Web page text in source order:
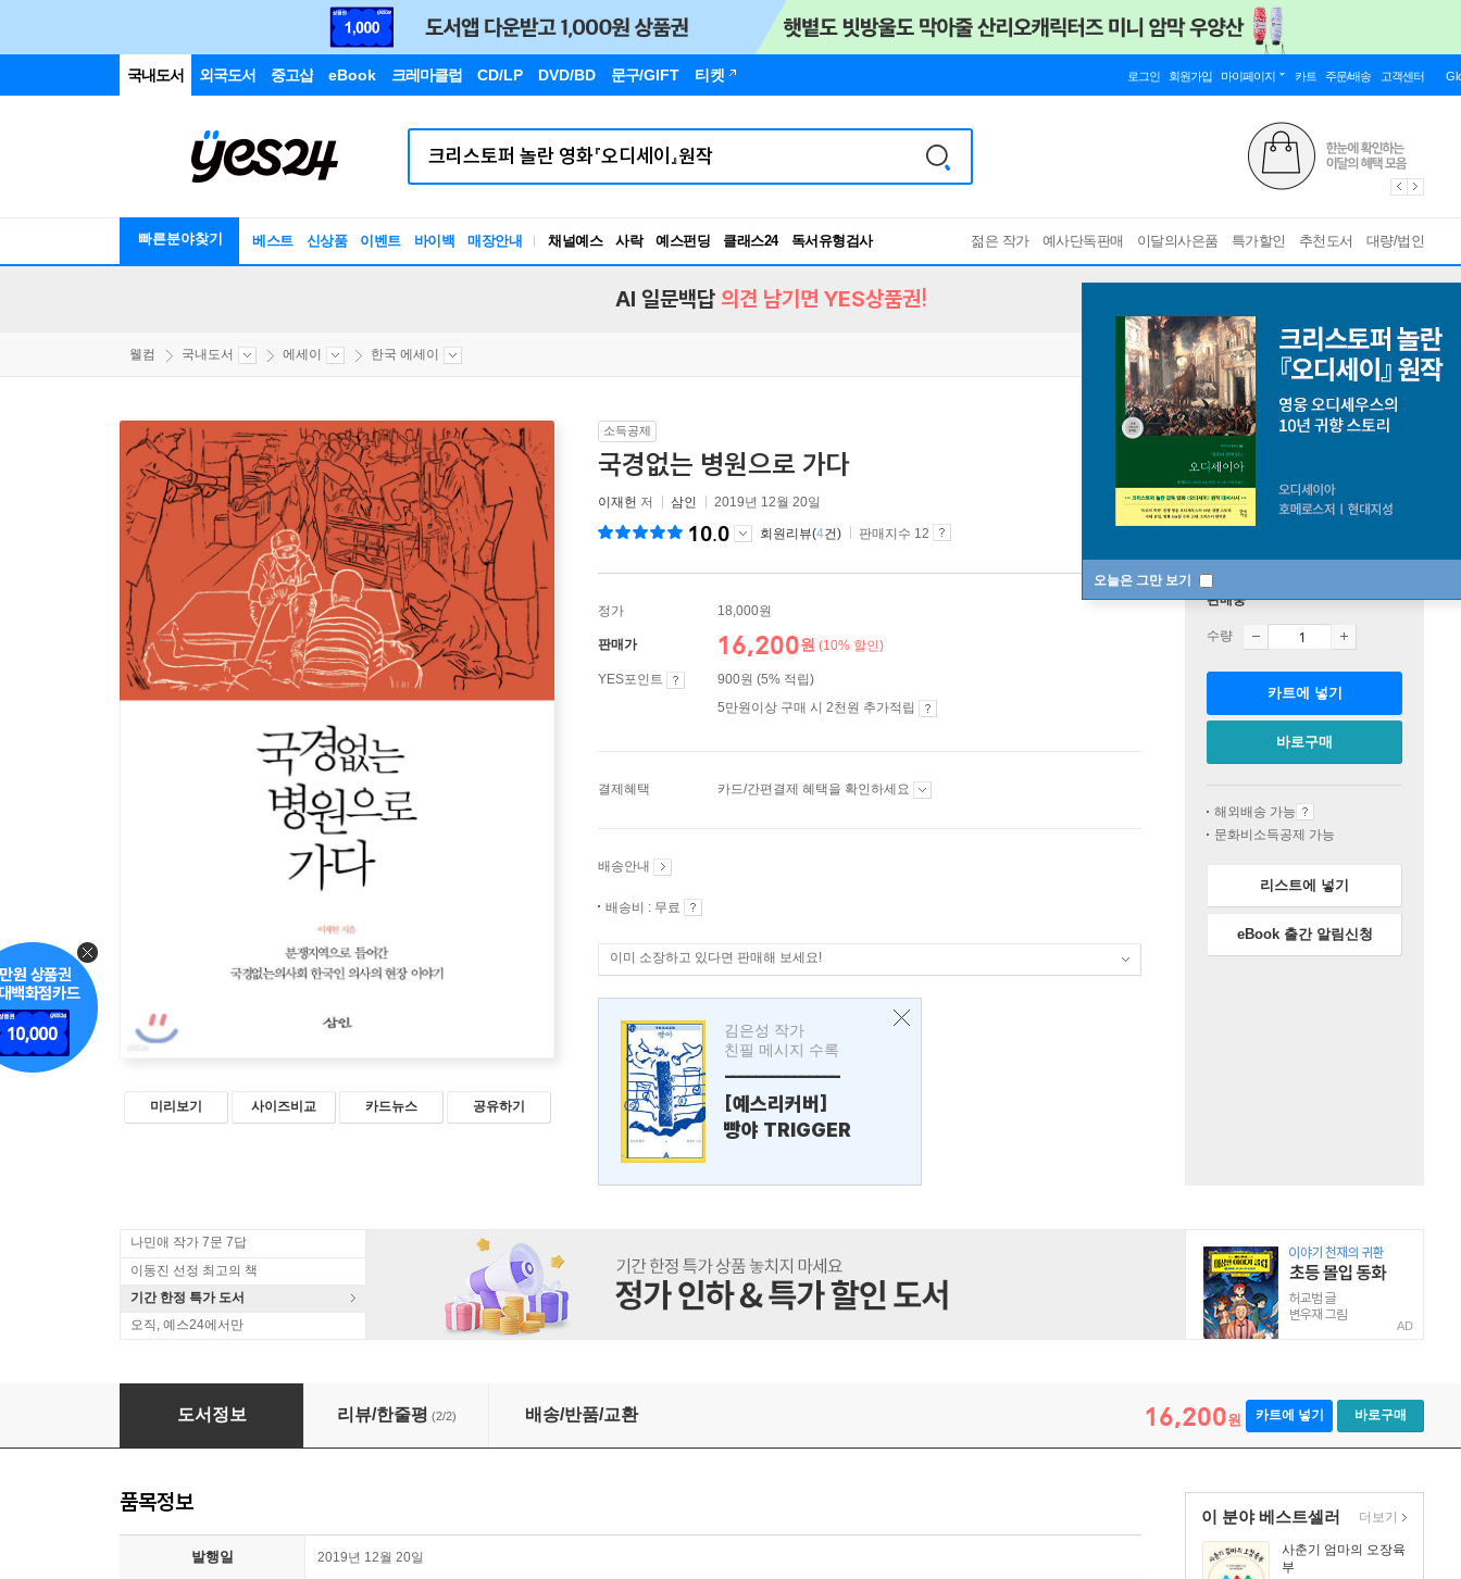
국내도서 외국도서 중고샵 eBook 크레마클럽 CD/LP DVD/BD 문구/GIFT 티켓 로그인 회원가입 마이페이지 카트 주문/배송 고객센터
빠른분야찾기 베스트 신상품 이벤트 바이백 매장안내 채널예스 사락 예스펀딩 클래스24
RBTI Lab
독서유형검사
젊은 작가 예사단독판매 이달의사은품 특가할인 추천도서 대량/법인
오늘은 그만 보기
AI 일문백답 의견 남기면 YES상품권!
웰컴 국내도서 에세이 한국 에세이
미리보기 사이즈비교 카드뉴스 공유하기
소득공제
국경없는 병원으로 가다
이재헌 저 삼인 2019년 12월 20일
10.0 회원리뷰(4건) 판매지수 12
정가 18,000원
판매가 16,200원 (10% 할인)
YES포인트
900원 (5% 적립)
5만원이상 구매 시 2천원 추가적립
결제혜택 카드/간편결제 혜택을 확인하세요
배송안내
배송비 : 무료
이미 소장하고 있다면 판매해 보세요!
김은성 작가
친필 메시지 수록
---------------
[예스리커버]
빵야 TRIGGER
판매중
수량
카트에 넣기
바로구매
해외배송 가능
문화비소득공제 가능
리스트에 넣기
eBook 출간 알림신청
나민애 작가 7문 7답
이동진 선정 최고의 책
기간 한정 특가 도서
오직, 예스24에서만
AD
국경없는 병원으로 가다
도서정보 리뷰/한줄평 (2/2) 배송/반품/교환 16,200원 카트에 넣기 바로구매
이 분야 베스트셀러
사춘기 엄마의 오장육
부
더보기
품목정보
발행일 2019년 12월 20일